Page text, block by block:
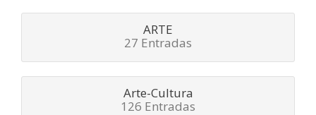
ARTE
27 Entradas
Arte-Cultura
126 Entradas